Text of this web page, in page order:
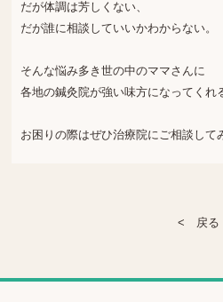
だが体調は芳しくない、
だが誰に相談していいかわからない。
そんな悩み多き世の中のママさんに
各地の鍼灸院が強い味方になってくれ
お困りの際はぜひ治療院にご相談して
< 戻る